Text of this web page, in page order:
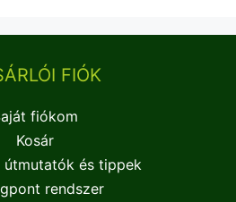
FIÓK
fiókom
Kosár
útmutatók és tippek
rendszer